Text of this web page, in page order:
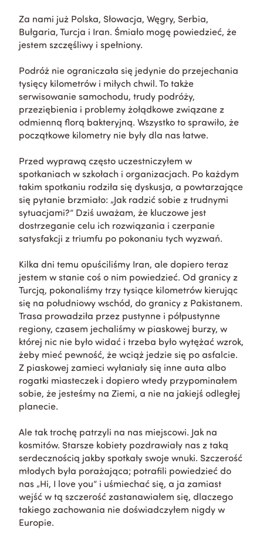
Za nami już Polska, Słowacja, Węgry, Serbia,
Bułgaria, Turcja i Iran. Śmiało mogę powiedzieć, że
jestem szczęśliwy i spełniony.
Podróż nie ograniczała się jedynie do przejechania
tysięcy kilometrów i miłych chwil. To także
serwisowanie samochodu, trudy podróży,
przeziębienia i problemy żołądkowe związane z
odmienną florą bakteryjną. Wszystko to sprawiło, że
początkowe kilometry nie były dla nas łatwe.
Przed wyprawą często uczestniczyłem w
spotkaniach w szkołach i organizacjach. Po każdym
takim spotkaniu rodziła się dyskusja, a powtarzające
się pytanie brzmiało: „Jak radzić sobie z trudnymi
sytuacjami?” Dziś uważam, że kluczowe jest
dostrzeganie celu ich rozwiązania i czerpanie
satysfakcji z triumfu po pokonaniu tych wyzwań.
Kilka dni temu opuściliśmy Iran, ale dopiero teraz
jestem w stanie coś o nim powiedzieć. Od granicy z
Turcją, pokonaliśmy trzy tysiące kilometrów kierując
się na południowy wschód, do granicy z Pakistanem.
Trasa prowadziła przez pustynne i półpustynne
regiony, czasem jechaliśmy w piaskowej burzy, w
której nic nie było widać i trzeba było wytężać wzrok,
żeby mieć pewność, że wciąż jedzie się po asfalcie.
Z piaskowej zamieci wyłaniały się inne auta albo
rogatki miasteczek i dopiero wtedy przypominałem
sobie, że jesteśmy na Ziemi, a nie na jakiejś odległej
planecie.
Ale tak trochę patrzyli na nas miejscowi. Jak na
kosmitów. Starsze kobiety pozdrawiały nas z taką
serdecznością jakby spotkały swoje wnuki. Szczerość
młodych była porażająca; potrafili powiedzieć do
nas „Hi, I love you” i uśmiechać się, a ja zamiast
wejść w tą szczerość zastanawiałem się, dlaczego
takiego zachowania nie doświadczyłem nigdy w
Europie.